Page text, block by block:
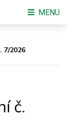
7/2026
č.
MENU